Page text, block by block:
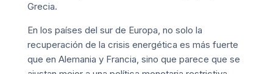
Grecia.
En los países del sur de Europa, no solo la
recuperación de la crisis energética es más fuerte
que en Alemania y Francia, sino que parece que se